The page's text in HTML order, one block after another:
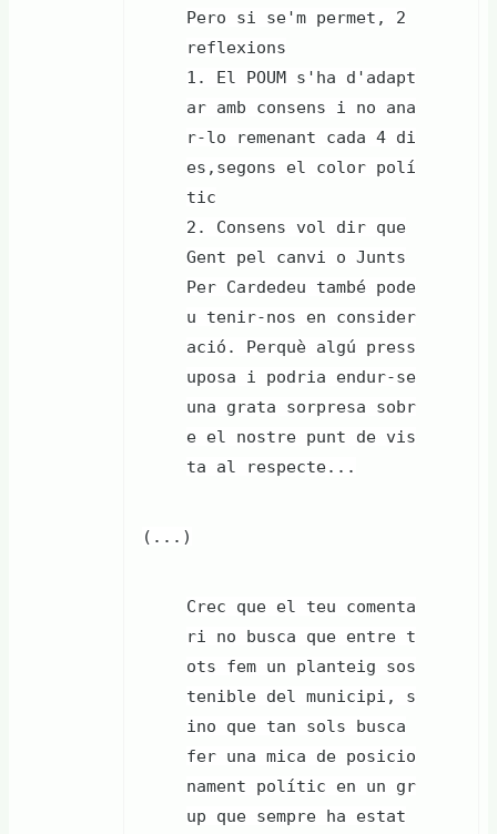
Pero si se'm permet, 2
reflexions
1. El POUM s'ha d'adapt
ar amb consens i no ana
r-lo remenant cada 4 di
es,segons el color polí
tic
2. Consens vol dir que
Gent pel canvi o Junts
Per Cardedeu també pode
u tenir-nos en consider
ació. Perquè algú press
uposa i podria endur-se
una grata sorpresa sobr
e el nostre punt de vis
ta al respecte...
(...)
Crec que el teu comenta
ri no busca que entre t
ots fem un planteig sos
tenible del municipi, s
ino que tan sols busca
fer una mica de posicio
nament polític en un gr
up que sempre ha estat